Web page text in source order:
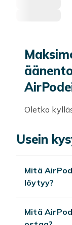
Oletko
täydellinen
koko
Usein
Mitä
löytyy?
Mitä